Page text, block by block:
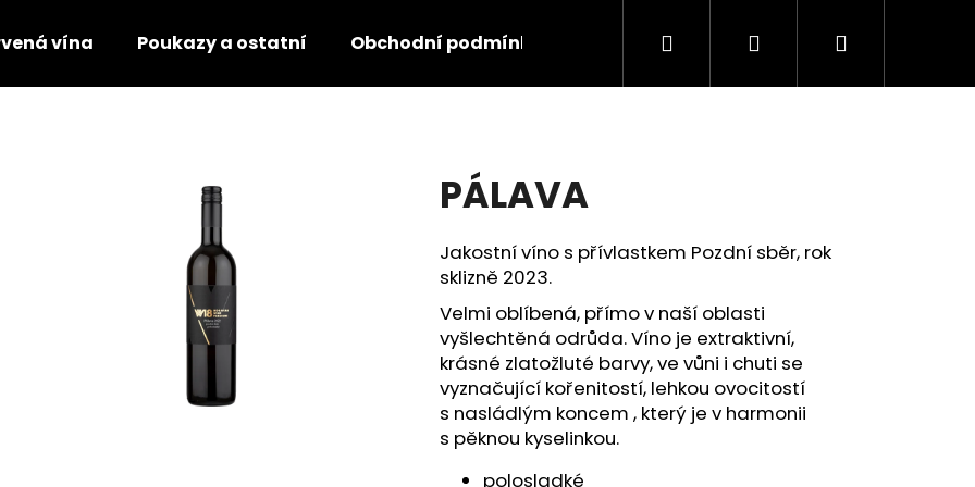
vína Poukazy a ostatní Obchodní podmínky Kontakty Podmínky ochrany
Hledat PřihlášeníNákupní
PÁLAVA
Jakostní víno s přívlastkem Pozdní sběr, rok
sklizně 2023.
Velmi oblíbená, přímo v naší oblasti
vyšlechtěná odrůda. Víno je extraktivní,
krásné zlatožluté barvy, ve vůni i chuti se
vyznačující kořenitostí, lehkou ovocitostí
s nasládlým koncem , který je v harmonii
s pěknou kyselinkou.
polosladké
Doporučujeme
Následující